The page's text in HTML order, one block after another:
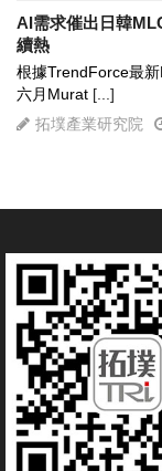
AI需求催出日韓
續熱
根據TrendForce最
六月Murat [...]
拓墣產業研究院